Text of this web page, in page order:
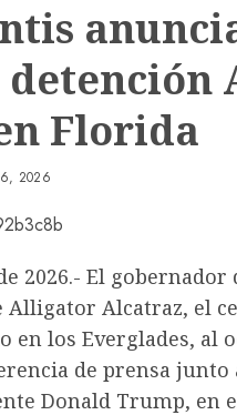
Florida
2026
2026.- El gobernador
Alligator Alcatraz, el
en los Everglades, al
de prensa junto
Donald Trump, en